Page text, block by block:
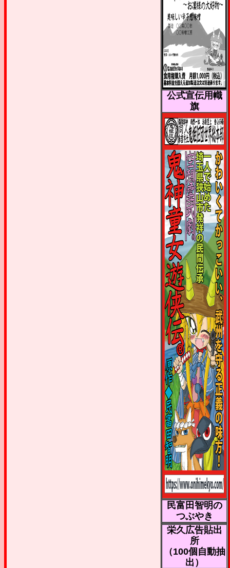
公式宣伝用幟
旗
民富田智明の
つぶやき
栄久広告貼出
所
（100個自動抽
出）